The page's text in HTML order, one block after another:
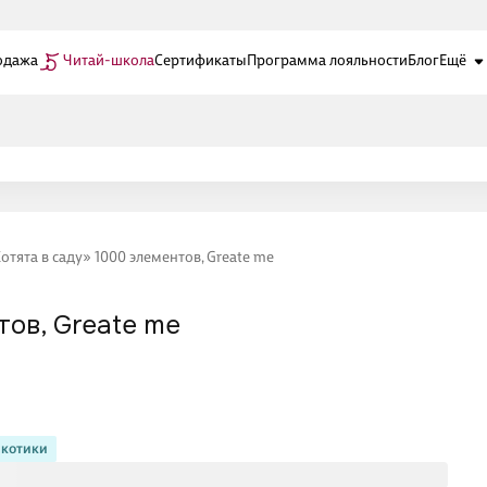
Читай-школаСертификатыПрограмма лояльностиБлогЕщё
в саду» 1000 элементов, Greate me
Greate me